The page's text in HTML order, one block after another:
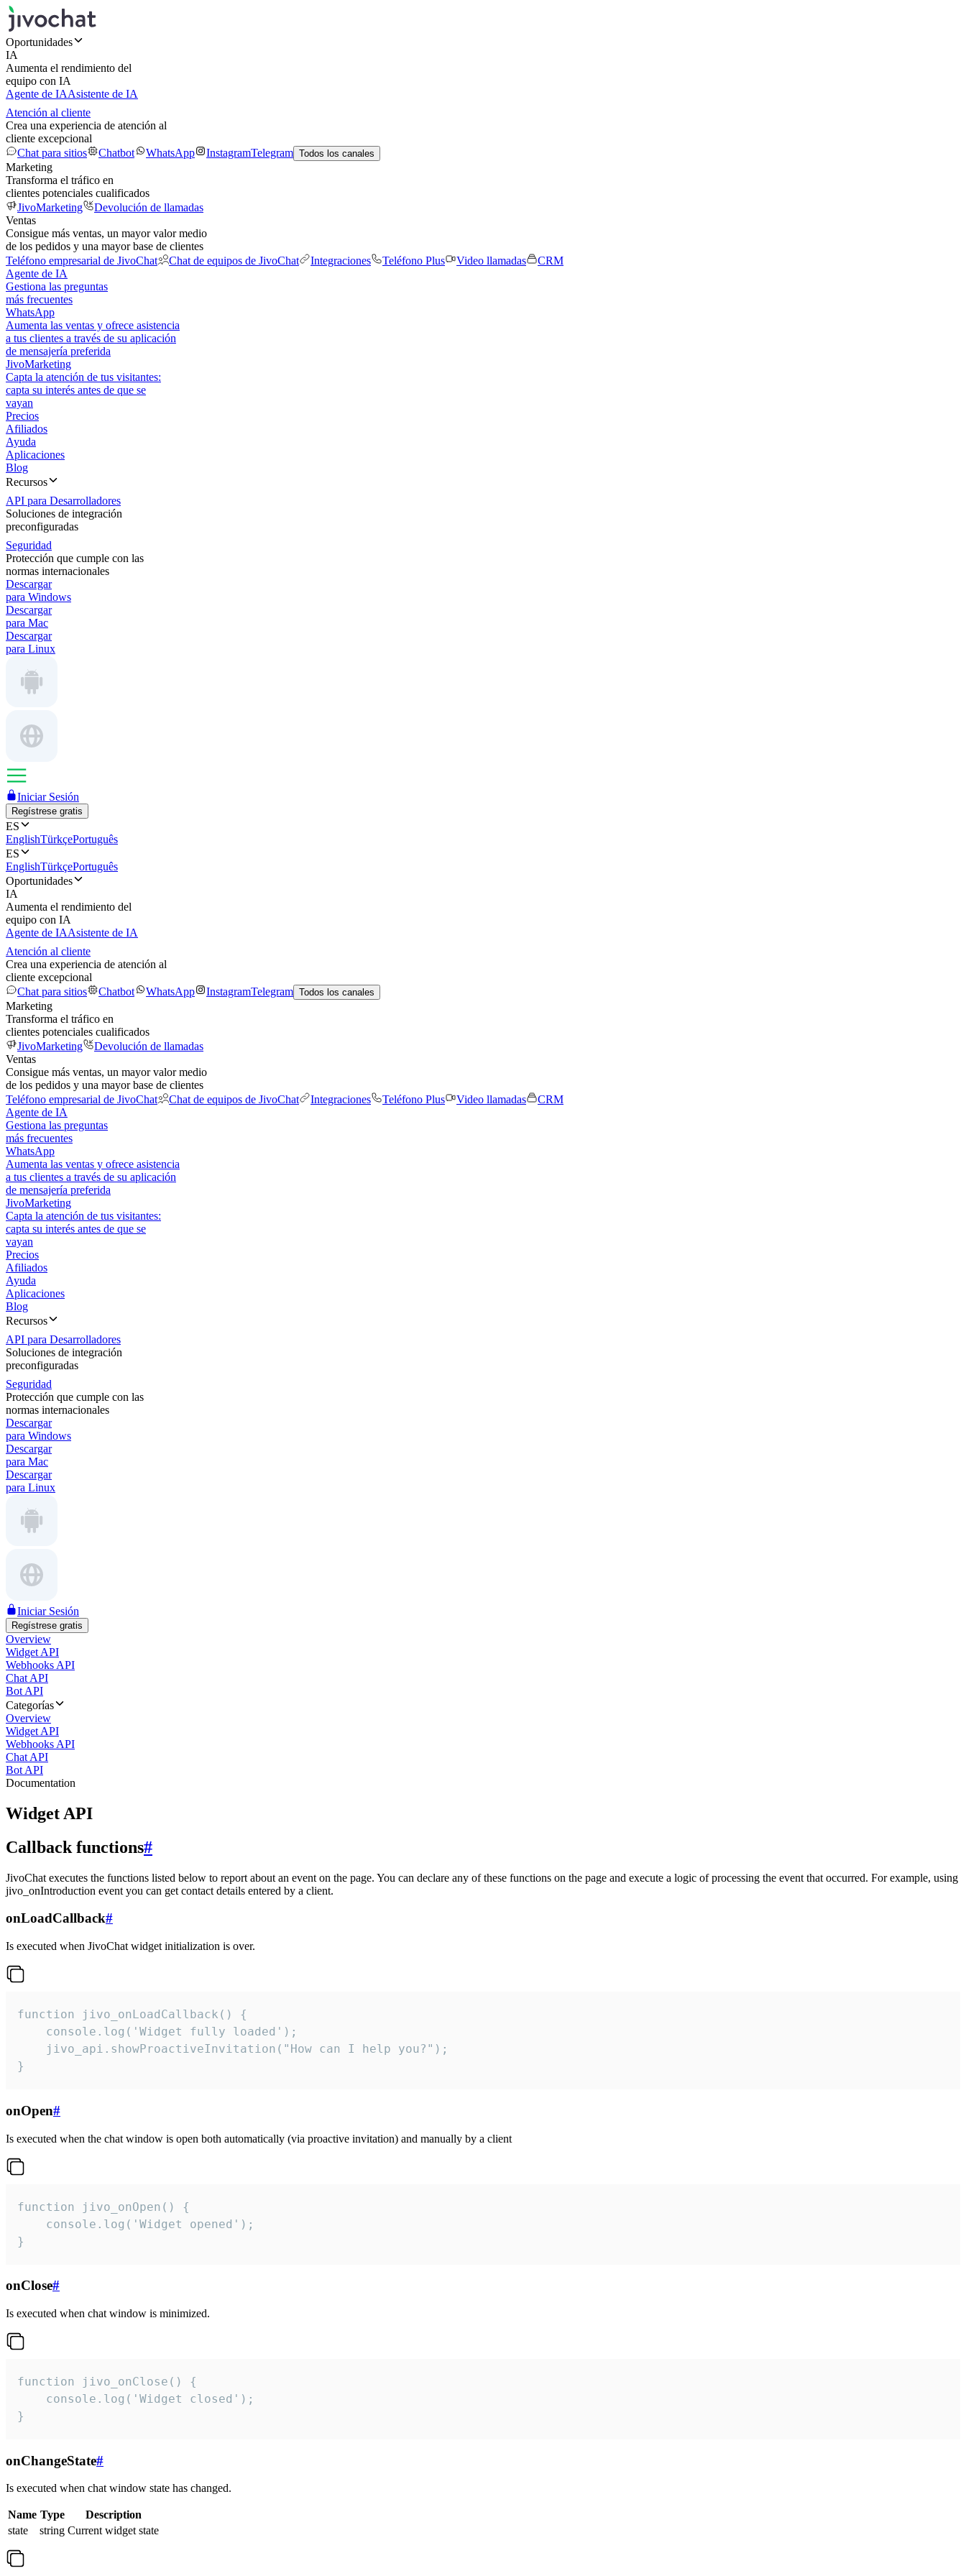
Oportunidades
IA
Aumenta el rendimiento del
equipo con IA
Agente de IAAsistente de IA
Atención al cliente
Crea una experiencia de atención al
cliente excepcional
Chat para sitios
Chatbot WhatsApp InstagramTelegram Todos los canales
Marketing
Transforma el tráfico en
clientes potenciales cualificados
JivoMarketing
Devolución de llamadas
Ventas
Consigue más ventas, un mayor valor medio
de los pedidos y una mayor base de clientes
Teléfono empresarial de JivoChat
Chat de equipos de JivoChat Integraciones Teléfono Plus Video llamadas
CRM
Agente de IA
Gestiona las preguntas
más frecuentes
WhatsApp
Aumenta las ventas y ofrece asistencia
a tus clientes a través de su aplicación
de mensajería preferida
JivoMarketing
Capta la atención de tus visitantes:
capta su interés antes de que se
vayan
Precios
Afiliados
Ayuda
Aplicaciones
Blog
Recursos
API para Desarrolladores
Soluciones de integración
preconfiguradas
Seguridad
Protección que cumple con las
normas internacionales
Descargar
para Windows
Descargar
para Mac
Descargar
para Linux
Iniciar Sesión
Regístrese gratis
ES
EnglishTürkçePortuguês
ES
EnglishTürkçePortuguês
Oportunidades
IA
Aumenta el rendimiento del
equipo con IA
Agente de IAAsistente de IA
Atención al cliente
Crea una experiencia de atención al
cliente excepcional
Chat para sitios
Chatbot WhatsApp InstagramTelegram Todos los canales
Marketing
Transforma el tráfico en
clientes potenciales cualificados
JivoMarketing
Devolución de llamadas
Ventas
Consigue más ventas, un mayor valor medio
de los pedidos y una mayor base de clientes
Teléfono empresarial de JivoChat
Chat de equipos de JivoChat Integraciones Teléfono Plus Video llamadas
CRM
Agente de IA
Gestiona las preguntas
más frecuentes
WhatsApp
Aumenta las ventas y ofrece asistencia
a tus clientes a través de su aplicación
de mensajería preferida
JivoMarketing
Capta la atención de tus visitantes:
capta su interés antes de que se
vayan
Precios
Afiliados
Ayuda
Aplicaciones
Blog
Recursos
API para Desarrolladores
Soluciones de integración
preconfiguradas
Seguridad
Protección que cumple con las
normas internacionales
Descargar
para Windows
Descargar
para Mac
Descargar
para Linux
Iniciar Sesión
Regístrese gratis
Overview
Widget API
Webhooks API
Chat API
Bot API
Categorías
Overview
Widget API
Webhooks API
Chat API
Bot API
Documentation
Widget API
Callback functions#
JivoChat executes the functions listed below to report about an event on the page. You can declare any of these functions on the page and execute a logic of processing the event that occurred. For example, using
jivo_onIntroduction event you can get contact details entered by a client.
onLoadCallback#
Is executed when JivoChat widget initialization is over.
function jivo_onLoadCallback() {
    console.log('Widget fully loaded');
    jivo_api.showProactiveInvitation("How can I help you?");
}
onOpen#
Is executed when the chat window is open both automatically (via proactive invitation) and manually by a client
function jivo_onOpen() {
    console.log('Widget opened');
}
onClose#
Is executed when chat window is minimized.
function jivo_onClose() {
    console.log('Widget closed');
}
onChangeState#
Is executed when chat window state has changed.
Name Type
Description
state
string Current widget state